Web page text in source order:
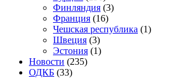
Финляндия (3)
Франция (16)
Чешская республика (1)
Швеция (3)
Эстония (1)
Новости (235)
ОДКБ (33)